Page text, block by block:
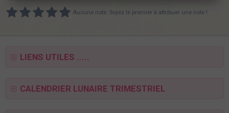
Aucune note. Soyez le premier à attribuer une note !
LIENS UTILES .....
CALENDRIER LUNAIRE TRIMESTRIEL